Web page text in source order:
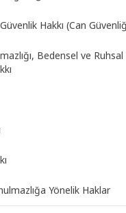
Hakkı (Can
Bedensel ve
Yönelik Haklar